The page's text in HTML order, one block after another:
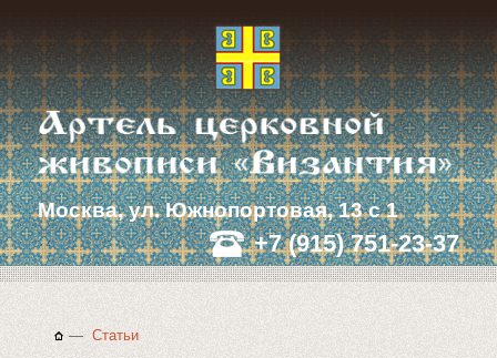
+7 (915) 751-23-37
Москва, ул. Южнопортовая, 13 с 1
— Статьи